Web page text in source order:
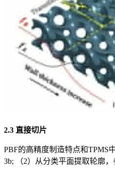
2.3 直接切片
PBF的高精度制造特点和TPMS
3b; （2）从分类平面提取轮廓